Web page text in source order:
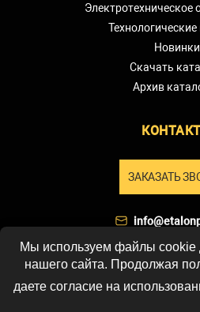
Электротехническое
Новинки
Скачать
Архив
ЗАКАЗАТЬ
+7 (977)
По России
8 (800) 777-
Мы используем файлы cookie
нашего сайта. Продолжая
даете согласие на